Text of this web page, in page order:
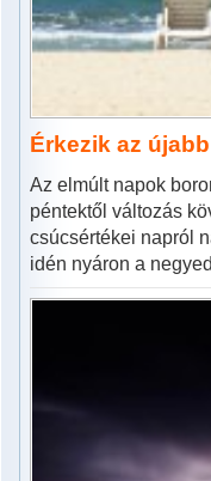
Érkezik az
Az elmúlt napok
péntektől változás
csúcsértékei napról
idén nyáron a